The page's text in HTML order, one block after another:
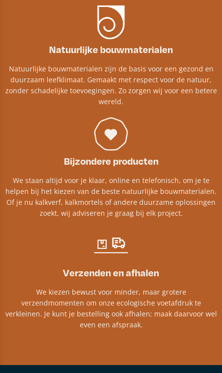
Natuurlijke bouwmaterialen
Natuurlijke bouwmaterialen zijn de basis voor een gezond en
duurzaam leefklimaat. Gemaakt met respect voor de natuur,
zonder schadelijke toevoegingen. Zo zorgen wij voor een betere
wereld.
Bijzondere producten
We staan altijd voor je klaar, online en telefonisch, om je te
helpen bij het kiezen van de beste natuurlijke bouwmaterialen.
Of je nu kalkverf, kalkmortels of andere duurzame oplossingen
zoekt, wij adviseren je graag bij elk project.​
Verzenden en afhalen
We kiezen bewust voor minder, maar grotere
verzendmomenten om onze ecologische voetafdruk te
verkleinen. Je kunt je bestelling ook afhalen; maak daarvoor wel
even een afspraak.